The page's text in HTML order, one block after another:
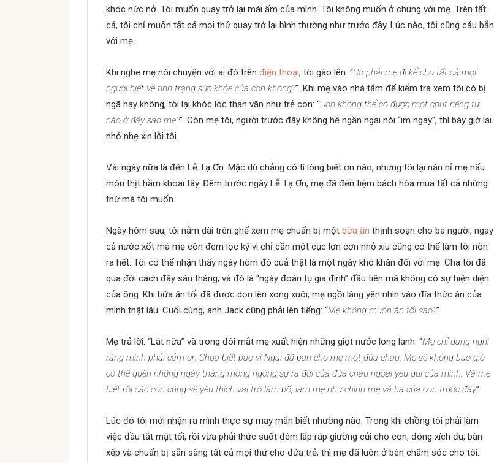
khóc nức nở. Tôi muốn quay trở lại mái ấm của mình. Tôi không muốn ở chung với mẹ. Trên tất
cả, tôi chỉ muốn tất cả mọi thứ quay trở lại bình thường như trước đây. Lúc nào, tôi cũng cáu bẳn
với mẹ.
Khi nghe mẹ nói chuyện với ai đó trên điện thoại, tôi gào lên: “Có phải mẹ đi kể cho tất cả mọi
người biết về tình trạng sức khỏe của con không?”. Khi mẹ vào nhà tắm để kiểm tra xem tôi có bị
ngã hay không, tôi lại khóc lóc than vãn như trẻ con: “Con không thể có được một chút riêng tư
nào ở đây sao mẹ?”. Còn mẹ tôi, người trước đây không hề ngần ngại nói “im ngay”, thì bây giờ lại
nhỏ nhẹ xin lỗi tôi.
Vài ngày nữa là đến Lễ Tạ Ơn. Mặc dù chẳng có tí lòng biết ơn nào, nhưng tôi lại năn nỉ mẹ nấu
món thịt hầm khoai tây. Đêm trước ngày Lễ Tạ Ơn, mẹ đã đến tiệm bách hóa mua tất cả những
thứ mà tôi muốn.
Ngày hôm sau, tôi nằm dài trên ghế xem mẹ chuẩn bị một bữa ăn thịnh soạn cho ba người, ngay
cả nước xốt mà mẹ còn đem lọc kỹ vì chỉ cần một cục lợn cợn nhỏ xíu cũng có thể làm tôi nôn
ra hết. Tôi có thể nhận thấy ngày hôm đó quả thật là một ngày khó khăn đối với mẹ. Cha tôi đã
qua đời cách đây sáu tháng, và đó là “ngày đoàn tụ gia đình” đầu tiên mà không có sự hiện diện
của ông. Khi bữa ăn tối đã được dọn lên xong xuôi, mẹ ngồi lặng yên nhìn vào đĩa thức ăn của
mình thật lâu. Cuối cùng, anh Jack cũng phải lên tiếng: “Mẹ không muốn ăn tối sao?”.
Mẹ trả lời: “Lát nữa” và trong đôi mắt mẹ xuất hiện những giọt nước long lanh. “Mẹ chỉ đang nghĩ
rằng mình phải cảm ơn Chúa biết bao vì Ngài đã ban cho mẹ một đứa cháu. Mẹ sẽ không bao giờ
có thể quên những ngày tháng mong ngóng sự ra đời của đứa cháu ngọai yêu quí của mình. Và mẹ
biết rồi các con cũng sẽ yêu thích vai trò làm bố, làm mẹ như chính mẹ và ba của con trước đây”.
Lúc đó tôi mới nhận ra mình thực sự may mắn biết nhường nào. Trong khi chồng tôi phải làm
việc đầu tắt mặt tối, rồi vừa phải thức suốt đêm lắp ráp giường củi cho con, đóng xích đu, bàn
xếp và chuẩn bị sẵn sàng tất cả mọi thứ cho đứa trẻ, thì mẹ đã luôn ở bên chăm sóc cho tôi.